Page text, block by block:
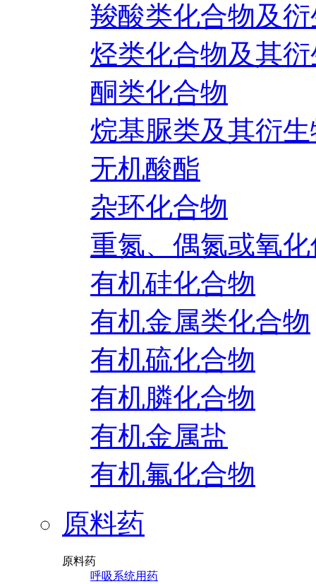
羧酸类化合物及
烃类化合物及其
酮类化合物
烷基脲类及其衍
无机酸酯
杂环化合物
重氮、偶氮或氧
有机硅化合物
有机金属类化合物
有机硫化合物
有机膦化合物
有机金属盐
有机氟化合物
原料药
原料药
呼吸系统用药